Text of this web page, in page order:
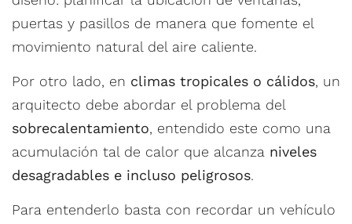
puertas y pasillos de manera que fomente el
movimiento natural del aire caliente.
Por otro lado, en climas tropicales o cálidos, un
arquitecto debe abordar el problema del
sobrecalentamiento, entendido este como una
acumulación tal de calor que alcanza niveles
desagradables e incluso peligrosos.
Para entenderlo basta con recordar un vehículo